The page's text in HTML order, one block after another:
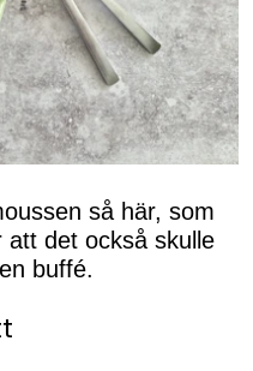
så här, som
det också skulle
buffé.